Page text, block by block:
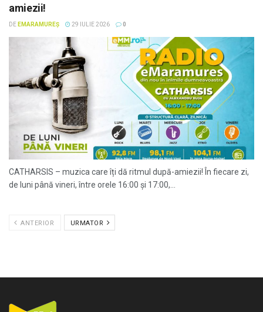
amiezii!
DE EMARAMUREȘ 29 IULIE 2026 0
CATHARSIS – muzica care îți dă ritmul după-amiezii! În fiecare zi,
de luni până vineri, între orele 16:00 și 17:00,...
ANTERIOR URMATOR